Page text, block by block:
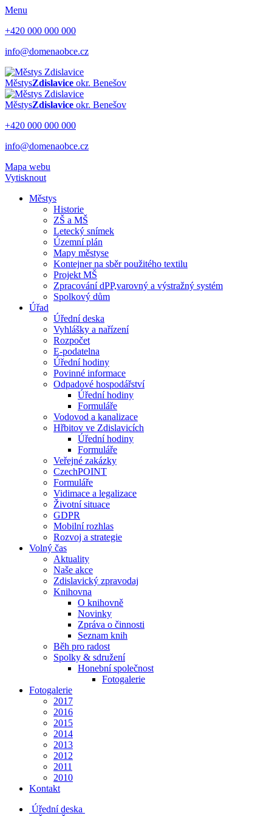
Menu
+420 000 000 000
info@domenaobce.cz
MěstysZdislavice okr. Benešov
MěstysZdislavice okr. Benešov
+420 000 000 000
info@domenaobce.cz
Mapa webu
Vytisknout
Městys
Historie
ZŠ a MŠ
Letecký snímek
Územní plán
Mapy městyse
Kontejner na sběr použitého textilu
Projekt MŠ
Zpracování dPP,varovný a výstražný systém
Spolkový dům
Úřad
Úřední deska
Vyhlášky a nařízení
Rozpočet
E-podatelna
Úřední hodiny
Povinné informace
Odpadové hospodářství
Úřední hodiny
Formuláře
Vodovod a kanalizace
Hřbitov ve Zdislavicích
Úřední hodiny
Formuláře
Veřejné zakázky
CzechPOINT
Formuláře
Vidimace a legalizace
Životní situace
GDPR
Mobilní rozhlas
Rozvoj a strategie
Volný čas
Aktuality
Naše akce
Zdislavický zpravodaj
Knihovna
O knihovně
Novinky
Zpráva o činnosti
Seznam knih
Běh pro radost
Spolky & sdružení
Honební společnost
Fotogalerie
Fotogalerie
2017
2016
2015
2014
2013
2012
2011
2010
Kontakt
Úřední deska